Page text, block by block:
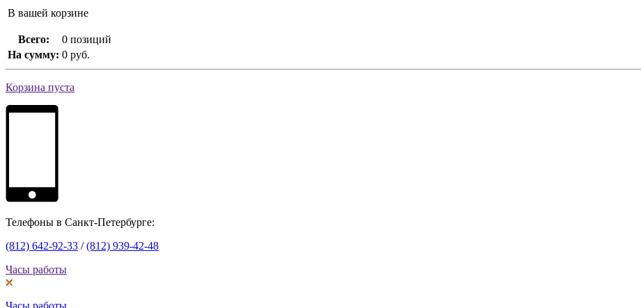
В вашей корзине
Всего:
0 позиций
На сумму: 0 руб.
Корзина пуста
Телефоны в Санкт-Петербурге:
(812) 642-92-33 /(812) 939-42-48
Часы работы
Часы работы